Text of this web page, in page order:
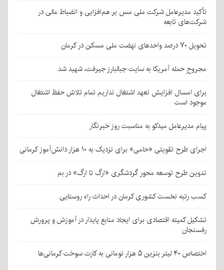
تأکید مدیرعامل شرکت ملی مس بر هم‌افزایی و انضباط مالی در
شرکت‌های تابعه
تحویل ۷۰ درصد واحدهای نهضت ملی مسکن در کرمان
مجروحِ حمله آمریکا به سایت جبالبارز جیرفت، شهید شد
برای امسال افزایش تعهد اشتغال نداریم تمام تلاش حفظ اشتغال
موجود است
پیام مدیرعامل میدکو به مناسبت روز خبرنگار
اجرای طرح تقویتی «حامی» برای نزدیک به ۱۰ هزار دانش‌آموز کرمانی
تدوین طرح توسعه محور گردشگری «ارگ تا ارگ» در بم
کسب رتبه نخست کشوری کرمان در احداث راه روستایی
تشکیل کمیته اقتصادی برای ایجاد منابع پایدار در آموزش و پرورش
رفسنجان
اختصاص ۴۰ لیتر بنزین ۵ هزار تومانی به کارت سوخت کرمانی‌ها